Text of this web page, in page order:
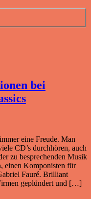
bei
eine Freude. Man
CD’s durchhören, auch
zu besprechenden Musik
einen Komponisten für
Fauré. Brilliant
geplündert und […]